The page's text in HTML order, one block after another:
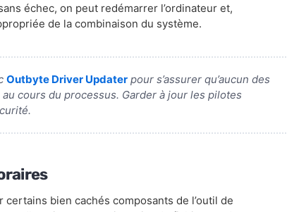
échec, on peut redémarrer l’ordinateur et,
de la combinaison du système.
Outbyte Driver Updater pour s’assurer qu’aucun des
cours du processus. Garder à jour les pilotes
bien cachés composants de l’outil de